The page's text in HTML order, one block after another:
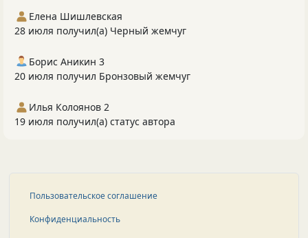
Елена Шишлевская
28 июля получил(а) Черный жемчуг
Борис Аникин 3
20 июля получил Бронзовый жемчуг
Илья Колоянов 2
19 июля получил(а) статус автора
Пользовательское соглашение
Конфиденциальность